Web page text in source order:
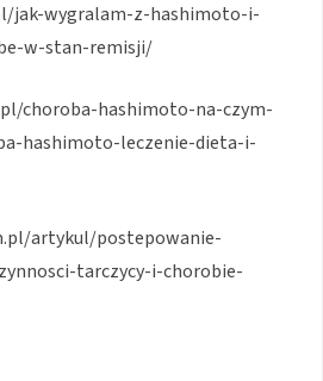
jak-wygralam-z-hashimoto-i-
w-stan-remisji/
choroba-hashimoto-na-czym-
hashimoto-leczenie-dieta-i-
artykul/postepowanie-
tarczycy-i-chorobie-